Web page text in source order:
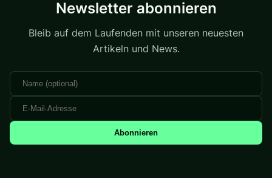
Newsletter abonnieren
Bleib auf dem Laufenden mit unseren neuesten
Artikeln und News.
Abonnieren